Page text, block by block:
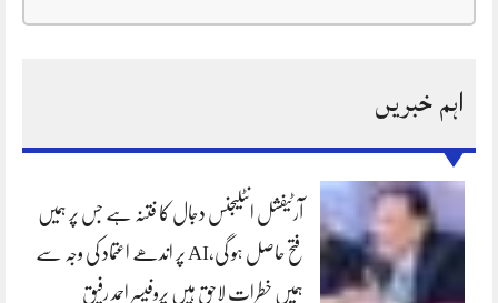
اہم خبریں
آرٹیفشل انٹلیجنس دجال کا فتنہ ہے جس پر ہمیں
فتح حاصل ہو گی،AI پر اندھے اعتماد کی وجہ سے
ہمیں خطرات لاحق ہیں پروفیسر احمد رفیق